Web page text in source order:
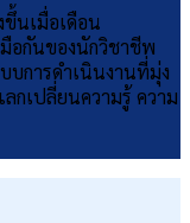
นเมื่อเดือน
อกันของนักวิชาชีพ
บการดำเนินงานที่มุ่ง
กเปลี่ยนความรู้ ความ